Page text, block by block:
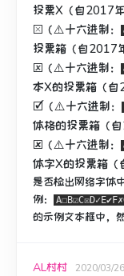
投票X（自2017
⮽（⚠十六进制：
投票箱（自2017
🗵（⚠十六进制：
本X的投票箱（自
🗹（⚠十六进制：
体格的投票箱（
🗷（⚠十六进制：
体字X的投票箱（
是否检出网络字体
例：
的示例文本框中，
AL村村 2020/03/